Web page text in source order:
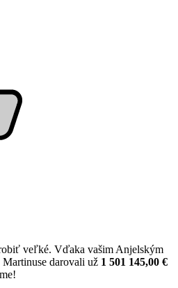
veľké. Vďaka vašim Anjelským
darovali už 1 501 145,00 €